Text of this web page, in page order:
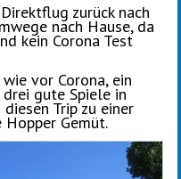
zurück nach
nach Hause, da
kein Corona Test
vor Corona, ein
drei gute Spiele in
Trip zu einer
Gemüt.